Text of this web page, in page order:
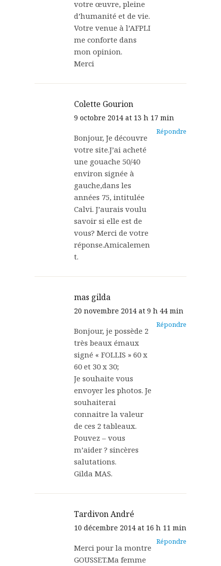
votre œuvre, pleine
d’humanité et de vie.
Votre venue à l’AFPLI
me conforte dans
mon opinion.
Merci
Colette Gourion
9 octobre 2014 at 13 h 17 min
Répondre
Bonjour, Je découvre
votre site.J’ai acheté
une gouache 50/40
environ signée à
gauche,dans les
années 75, intitulée
Calvi. J’aurais voulu
savoir si elle est de
vous? Merci de votre
réponse.Amicalemen
t.
mas gilda
20 novembre 2014 at 9 h 44 min
Répondre
Bonjour, je possède 2
très beaux émaux
signé « FOLLIS » 60 x
60 et 30 x 30;
Je souhaite vous
envoyer les photos. Je
souhaiterai
connaitre la valeur
de ces 2 tableaux.
Pouvez – vous
m’aider ? sincères
salutations.
Gilda MAS.
Tardivon André
10 décembre 2014 at 16 h 11 min
Répondre
Merci pour la montre
GOUSSET.Ma femme